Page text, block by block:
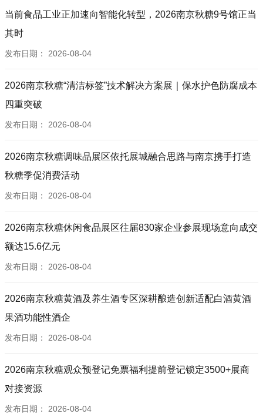
当前食品工业正加速向智能化转型，2026南京秋糖9号馆正当
其时
发布日期： 2026-08-04
2026南京秋糖“清洁标签”技术解决方案展｜保水护色防腐成本
四重突破
发布日期： 2026-08-04
2026南京秋糖调味品展区依托展城融合思路与南京携手打造
秋糖季促消费活动
发布日期： 2026-08-04
2026南京秋糖休闲食品展区往届830家企业参展现场意向成交
额达15.6亿元
发布日期： 2026-08-04
2026南京秋糖黄酒及养生酒专区深耕酿造创新适配白酒黄酒
果酒功能性酒企
发布日期： 2026-08-04
2026南京秋糖观众预登记免票福利提前登记锁定3500+展商
对接资源
发布日期： 2026-08-04